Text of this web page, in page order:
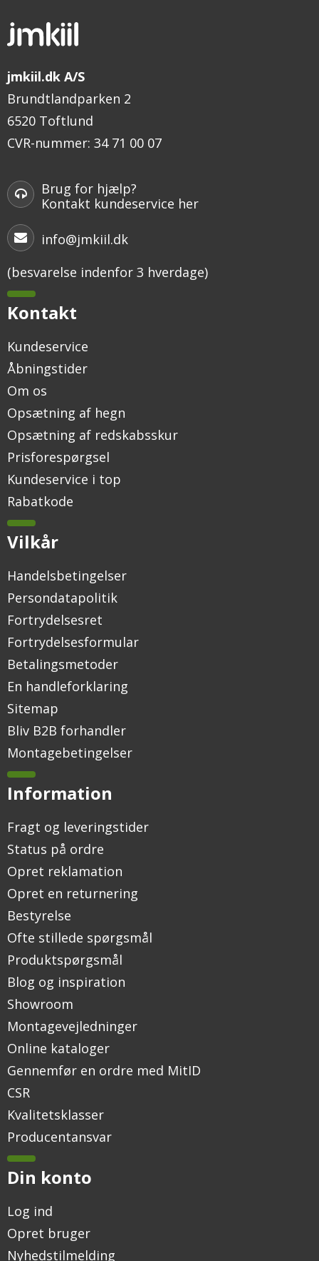
jmkiil.dk A/S
Brundtlandparken 2
6520 Toftlund
CVR-nummer: 34 71 00 07
Brug for hjælp?
Kontakt kundeservice her
info@jmkiil.dk
(besvarelse indenfor 3 hverdage)
Kontakt
Kundeservice
Åbningstider
Om os
Opsætning af hegn
Opsætning af redskabsskur
Prisforespørgsel
Kundeservice i top
Rabatkode
Vilkår
Handelsbetingelser
Persondatapolitik
Fortrydelsesret
Fortrydelsesformular
Betalingsmetoder
En handleforklaring
Sitemap
Bliv B2B forhandler
Montagebetingelser
Information
Fragt og leveringstider
Status på ordre
Opret reklamation
Opret en returnering
Bestyrelse
Ofte stillede spørgsmål
Produktspørgsmål
Blog og inspiration
Showroom
Montagevejledninger
Online kataloger
Gennemfør en ordre med MitID
CSR
Kvalitetsklasser
Producentansvar
Din konto
Log ind
Opret bruger
Nyhedstilmelding